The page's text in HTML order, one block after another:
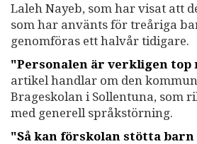
Laleh Nayeb, som har visat att
som har använts för treåriga
genomföras ett halvår tidigare.
"Personalen är verkligen top
artikel handlar om den
Brageskolan i Sollentuna, som
med generell språkstörning.
"Så kan förskolan stötta barn